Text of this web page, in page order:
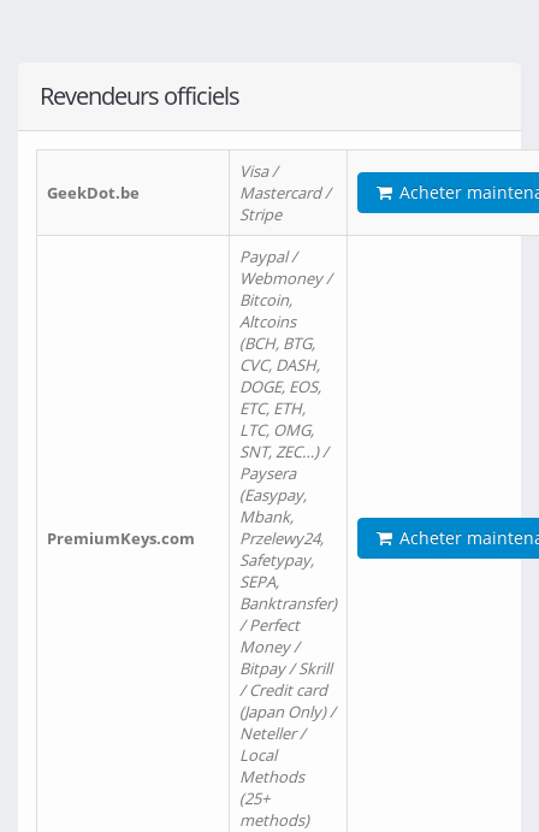
Revendeurs officiels
GeekDot.be
Visa /
Mastercard /
Stripe
Acheter
PremiumKeys.com
Paypal /
Webmoney /
Bitcoin,
Altcoins
(BCH, BTG,
CVC, DASH,
DOGE, EOS,
ETC, ETH,
LTC, OMG,
SNT, ZEC…) /
Paysera
(Easypay,
Mbank,
Przelewy24,
Safetypay,
SEPA,
Banktransfer)
/ Perfect
Money /
Bitpay / Skrill
/ Credit card
(Japan Only) /
Neteller /
Local
Methods
(25+
methods)
Acheter